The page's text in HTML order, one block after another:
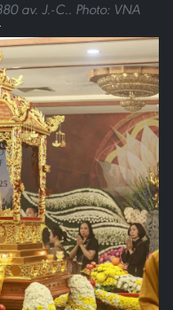
av. J.-C.. Photo: VNA